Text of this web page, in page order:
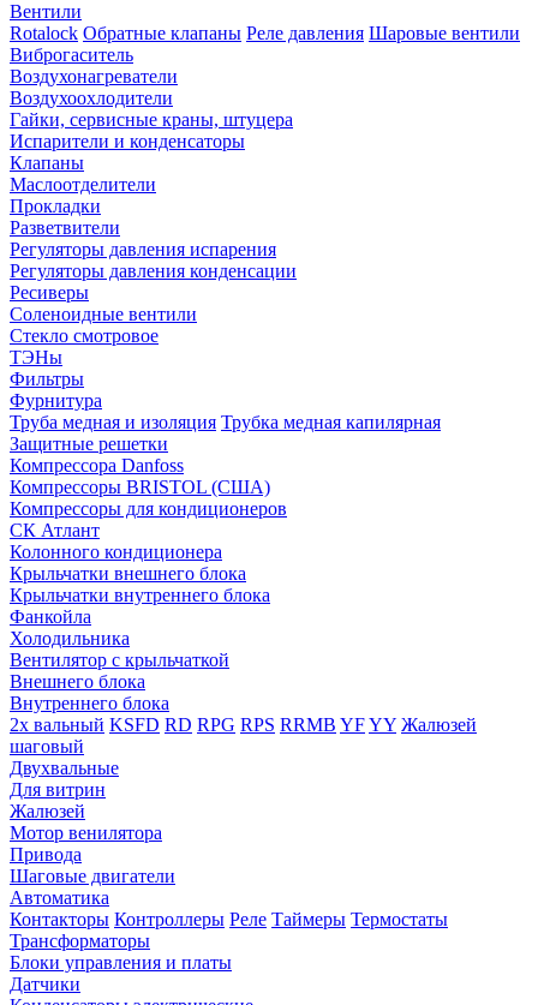
Вентили
Rotalock Обратные клапаны Реле давления Шаровые вентили
Виброгаситель
Воздухонагреватели
Воздухоохлодители
Гайки, сервисные краны, штуцера
Испарители и конденсаторы
Клапаны
Маслоотделители
Прокладки
Разветвители
Регуляторы давления испарения
Регуляторы давления конденсации
Ресиверы
Соленоидные вентили
Стекло смотровое
ТЭНы
Фильтры
Фурнитура
Труба медная и изоляция Трубка медная капилярная
Защитные решетки
Компрессора Danfoss
Компрессоры BRISTOL (США)
Компрессоры для кондиционеров
СК Атлант
Колонного кондиционера
Крыльчатки внешнего блока
Крыльчатки внутреннего блока
Фанкойла
Холодильника
Вентилятор с крыльчаткой
Внешнего блока
Внутреннего блока
2х вальный KSFD RD RPG RPS RRMB YFYY Жалюзей
шаговый
Двухвальные
Для витрин
Жалюзей
Мотор венилятора
Привода
Шаговые двигатели
Автоматика
Контакторы Контроллеры Реле Таймеры Термостаты
Трансформаторы
Блоки управления и платы
Датчики